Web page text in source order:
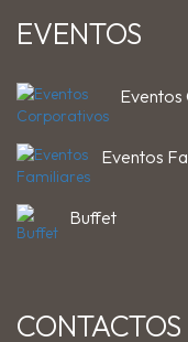
EVENTOS
Eventos
Buffet
CONTACTOS